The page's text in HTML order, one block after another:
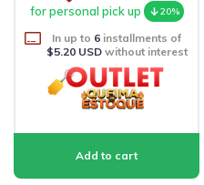
for personal pick up
20%
In up to 6 installments of
$5.20 USDwithout interest